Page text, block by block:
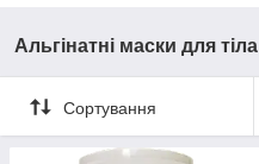
Альгінатні маски для тіла
Сортування